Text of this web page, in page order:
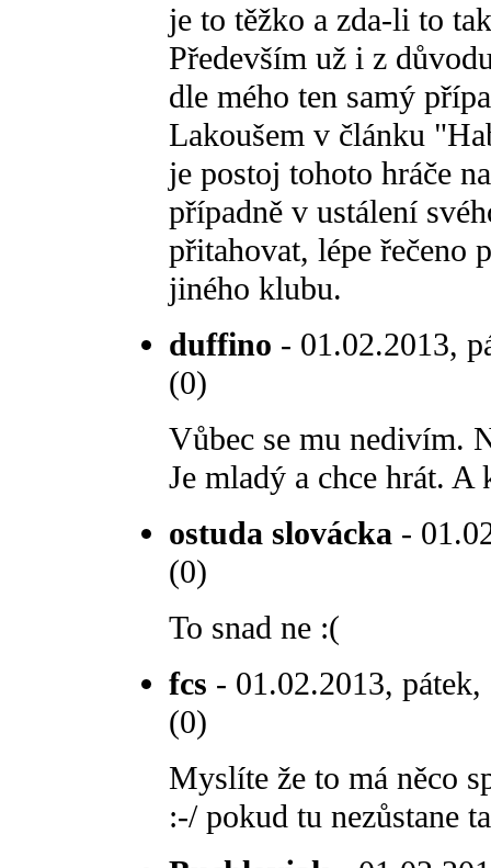
je to těžko a zda-li to
Především už i z
dle mého ten samý
Lakoušem v článku
je postoj tohoto hráče
případně v ustálení
přitahovat, lépe řečeno
jiného klubu.
duffino - 01.02.2013,
(0)
Vůbec se mu nedivím.
Je mladý a chce hrát. A
ostuda slovácka -
(0)
To snad ne :(
fcs - 01.02.2013, pátek,
(0)
Myslíte že to má něco
:-/ pokud tu nezůstane